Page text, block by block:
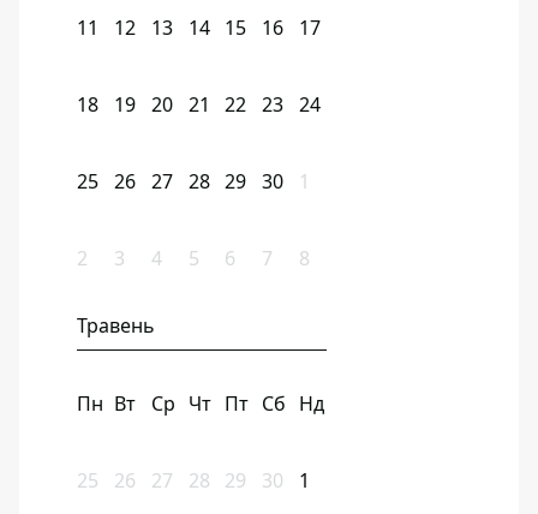
11 12 13 14 15 16 17
18 19 20 21 22 23 24
25 26 27 28 29 30 1
2 3 4 5 6 7 8
Травень
Пн Вт Ср Чт Пт Сб Нд
25 26 27 28 29 30 1